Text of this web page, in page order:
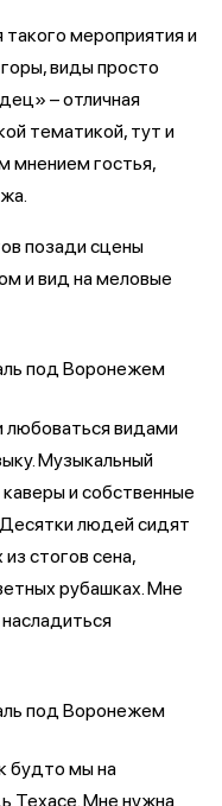
мероприятия и
виды просто
– отличная
тематикой, тут и
мнением гостья,
позади сцены
и вид на меловые
любоваться видами
Музыкальный
и собственные
людей сидят
стогов сена,
рубашках. Мне
будто мы на
Техасе. Мне нужна